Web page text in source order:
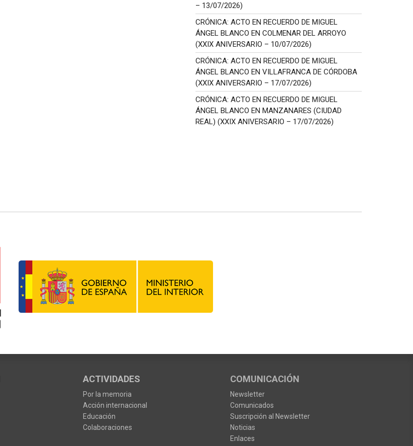
– 13/07/2026)
CRÓNICA: ACTO EN RECUERDO DE MIGUEL
ÁNGEL BLANCO EN COLMENAR DEL ARROYO
(XXIX ANIVERSARIO – 10/07/2026)
CRÓNICA: ACTO EN RECUERDO DE MIGUEL
ÁNGEL BLANCO EN VILLAFRANCA DE CÓRDOBA
(XXIX ANIVERSARIO – 17/07/2026)
CRÓNICA: ACTO EN RECUERDO DE MIGUEL
ÁNGEL BLANCO EN MANZANARES (CIUDAD
REAL) (XXIX ANIVERSARIO – 17/07/2026)
ACTIVIDADES
Por la memoria
Acción internacional
Educación
Colaboraciones
COMUNICACIÓN
Newsletter
Comunicados
Suscripción al Newsletter
Noticias
Enlaces